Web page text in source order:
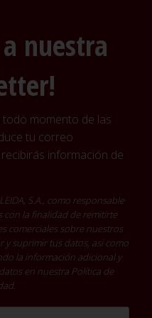
nuestra
momento de las
tu correo
información de
S.A., como responsable
con la finalidad de remitirte
comerciales sobre nuestros
y suprimir tus datos, así como
la información adicional y
en nuestra Política de
.